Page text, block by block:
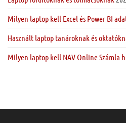
Milyen laptop kell Excel és Power BI
Használt laptop tanároknak és
Milyen laptop kell NAV Online Számla